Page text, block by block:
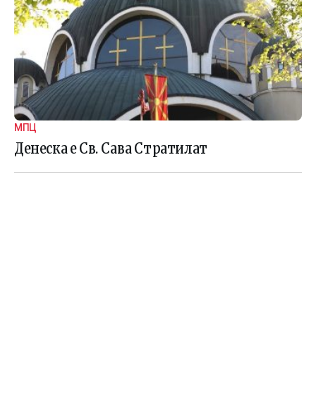
МПЦ
Денеска е Св. Сава Стратилат